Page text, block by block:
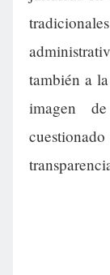
también a
imagen